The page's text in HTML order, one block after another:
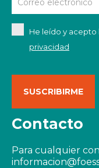
He leído y acepto
privacidad
Contacto
Para cualquier